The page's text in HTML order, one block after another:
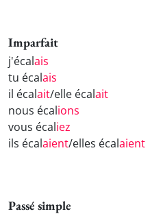
Imparfait
j'écalais
tu écalais
il écalait/elle écalait
nous écalions
vous écaliez
ils écalaient/elles écalaient
Passé simple